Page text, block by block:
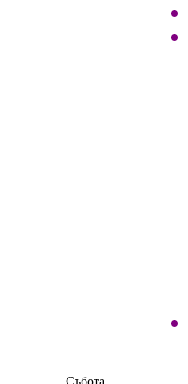
Събота,